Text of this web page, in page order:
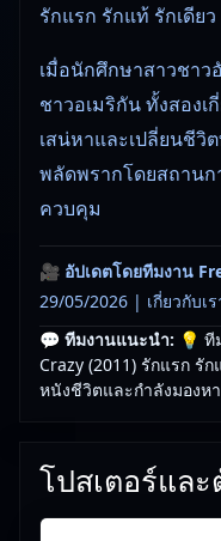
รักแรก รักแท้ รักเดียว
เมื่อนักศึกษาสาวชา
ชาวอเมริกัน ทั้งสองเ
เสน่หาและเปลี่ยนชีวิ
พลัดพรากโดยสถานก
ควบคุม
🎥 อัปเดตโดยทีมงาน
29/05/2026 | เกี่ยวกับเร
💬 ทีมงานแนะนำ: 💡 ที
Crazy (2011) รักแรก รั
หนังชีวิตและกำลังมองห
โปสเตอร์แล